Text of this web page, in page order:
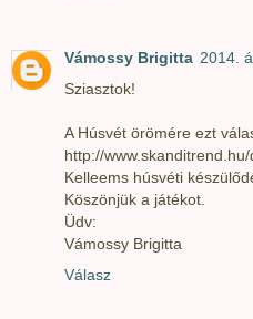
Vámossy Brigitta 2014.
Sziasztok!
A Húsvét örömére ezt
http://
Kelleems húsvéti
Köszönjük a játékot.
Üdv:
Vámossy Brigitta
Válasz